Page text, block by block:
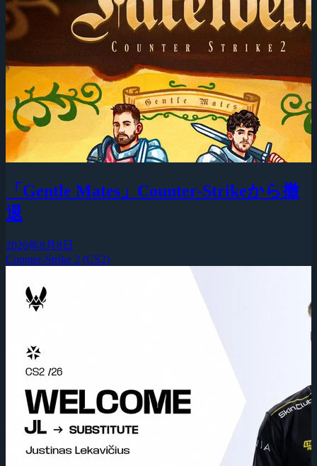
「Gentle Mates」Counter-Strikeから撤
退
2026年8月8日
Counter-Strike 2 (CS2)